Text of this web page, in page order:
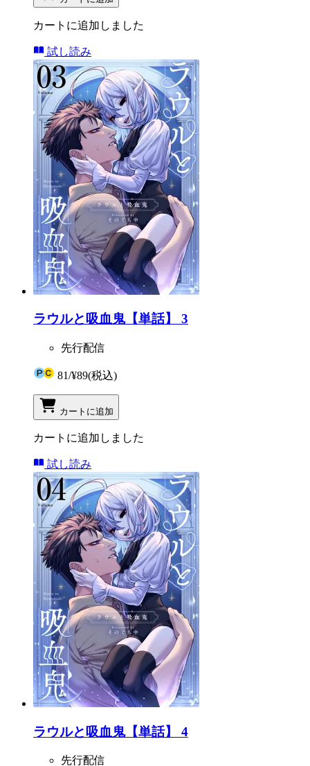
カートに追加しました
試し読み
ラウルと吸血鬼【単話】 3
先行配信
81/¥89(税込)
カートに追加
カートに追加しました
試し読み
ラウルと吸血鬼【単話】 4
先行配信